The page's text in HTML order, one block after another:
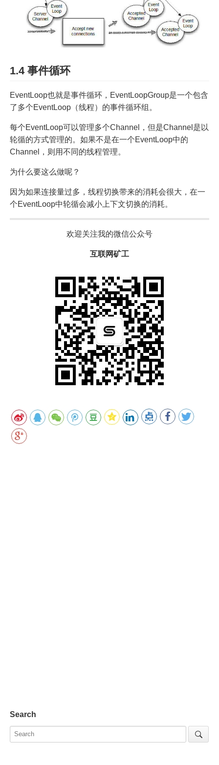
1.4 事件循环
EventLoop也就是事件循环，EventLoopGroup是一个包含
了多个EventLoop（线程）的事件循环组。
每个EventLoop可以管理多个Channel，但是Channel是以
轮循的方式管理的。如果不是在一个EventLoop中的
Channel，则用不同的线程管理。
为什么要这么做呢？
因为如果连接量过多，线程切换带来的消耗会很大，在一
个EventLoop中轮循会减小上下文切换的消耗。
欢迎关注我的微信公众号
互联网矿工
Search